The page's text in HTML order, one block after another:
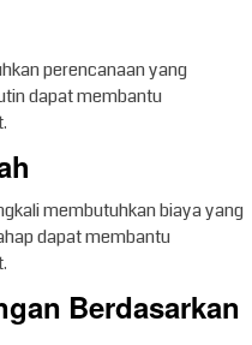
perencanaan yang
dapat membantu
membutuhkan biaya yang
dapat membantu
Berdasarkan